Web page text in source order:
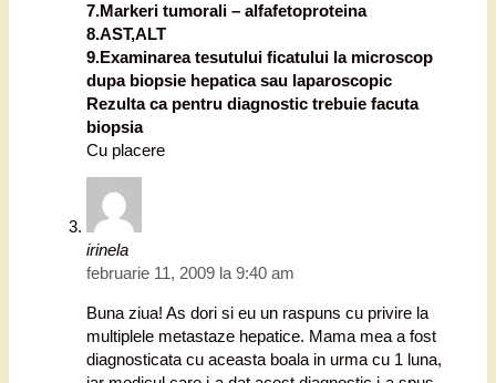
7.Markeri tumorali – alfafetoproteina
8.AST,ALT
9.Examinarea tesutului ficatului la microscop
dupa biopsie hepatica sau laparoscopic
Rezulta ca pentru diagnostic trebuie facuta
biopsia
Cu placere
irinela
februarie 11, 2009 la 9:40 am
Buna ziua! As dori si eu un raspuns cu privire la
multiplele metastaze hepatice. Mama mea a fost
diagnosticata cu aceasta boala in urma cu 1 luna,